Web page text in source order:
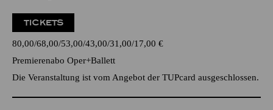
TICKETS
80,00 68,00 53,00 43,00 31,00 17,00 €
Premierenabo Oper+Ballett
Die Veranstaltung ist vom Angebot der TUPcard ausgeschlossen.